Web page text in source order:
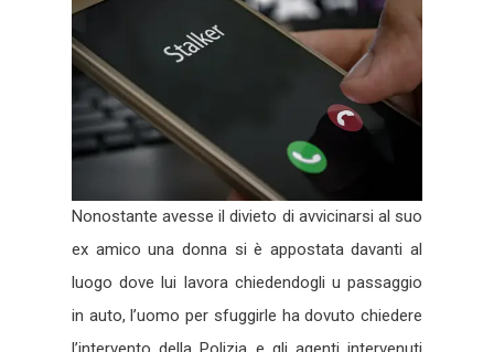
Nonostante avesse il divieto di avvicinarsi al suo
ex amico una donna si è appostata davanti al
luogo dove lui lavora chiedendogli u passaggio
in auto, l’uomo per sfuggirle ha dovuto chiedere